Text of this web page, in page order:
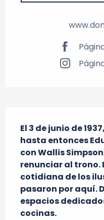
El 3 de junio de
hasta entonces
con Wallis
renunciar al trono.
cotidiana de los
pasaron por aquí.
espacios
cocinas.